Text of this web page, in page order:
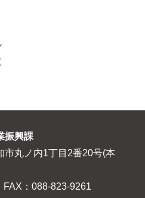
振興課
市丸ノ内1丁目2番20号(本
：088-823-9261